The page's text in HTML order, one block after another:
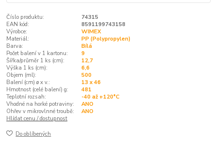
Číslo produktu:
74315
EAN kód:
8591199743158
Výrobce:
WIMEX
Materiál:
PP (Polypropylen)
Barva:
Bílá
Počet balení v 1 kartonu:
9
Šířka/průměr 1 ks (cm):
12,7
Výška 1 ks (cm):
6,6
Objem (ml):
500
Balení (cm) ø x v.:
13 x 46
Hmotnost (celé balení) g:
481
Teplotní rozsah:
-40 až +120°C
Vhodné na horké potraviny:
ANO
Ohřev v mikrovlnné troubě:
ANO
Hlídat cenu / dostupnost
Do oblíbených